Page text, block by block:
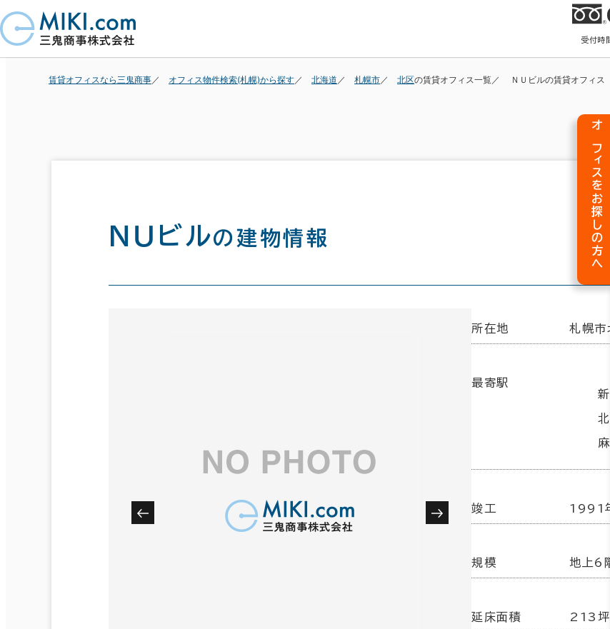
受付時
賃貸オフィスなら三鬼商事 オフィス物件検索(札幌)から探す 北海道 札幌市 北区の賃貸オフィス一覧 ＮＵビルの賃貸オフィス
ＮＵビルの建物情報
所在地 札幌
最寄駅
竣工 1991
規模 地上6
延床面積 213坪
オフィスをお探しの方へ